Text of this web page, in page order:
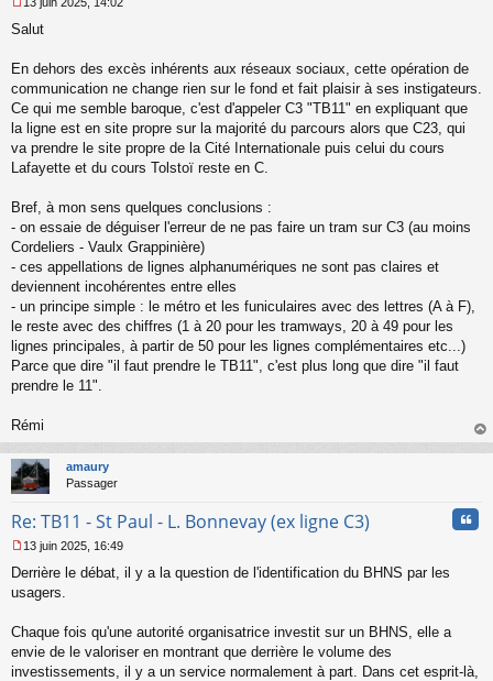
u
e
s
g
e
o
n
Salut
En dehors des excès inhérents aux réseaux sociaux, cette opération de
communication ne change rien sur le fond et fait plaisir à ses instigateurs.
Ce qui me semble baroque, c'est d'appeler C3 "TB11" en expliquant que
la ligne est en site propre sur la majorité du parcours alors que C23, qui
va prendre le site propre de la Cité Internationale puis celui du cours
Lafayette et du cours Tolstoï reste en C.
Bref, à mon sens quelques conclusions :
- on essaie de déguiser l'erreur de ne pas faire un tram sur C3 (au moins
Cordeliers - Vaulx Grappinière)
- ces appellations de lignes alphanumériques ne sont pas claires et
deviennent incohérentes entre elles
- un principe simple : le métro et les funiculaires avec des lettres (A à F),
le reste avec des chiffres (1 à 20 pour les tramways, 20 à 49 pour les
lignes principales, à partir de 50 pour les lignes complémentaires etc...)
Parce que dire "il faut prendre le TB11", c'est plus long que dire "il faut
prendre le 11".
Rémi
au
amaury
Passager
Re: TB11 - St Paul - L. Bonnevay (ex ligne C3)
e
s
g
e
n
13 juin 2025, 16:49
Derrière le débat, il y a la question de l'identification du BHNS par les
usagers.
Chaque fois qu'une autorité organisatrice investit sur un BHNS, elle a
envie de le valoriser en montrant que derrière le volume des
investissements, il y a un service normalement à part. Dans cet esprit-là,